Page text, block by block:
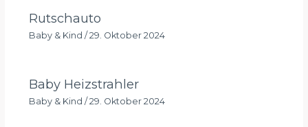
Rutschauto
Baby & Kind / 29. Oktober 2024
Baby Heizstrahler
Baby & Kind / 29. Oktober 2024